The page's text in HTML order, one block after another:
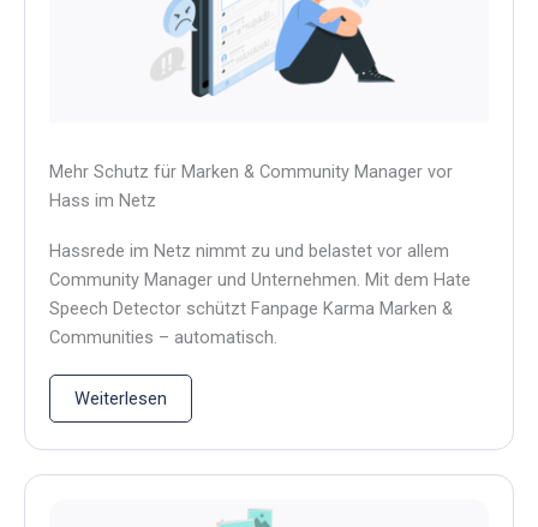
Mehr Schutz für Marken & Community Manager vor
Hass im Netz
Hassrede im Netz nimmt zu und belastet vor allem
Community Manager und Unternehmen. Mit dem Hate
Speech Detector schützt Fanpage Karma Marken &
Communities – automatisch.
Weiterlesen